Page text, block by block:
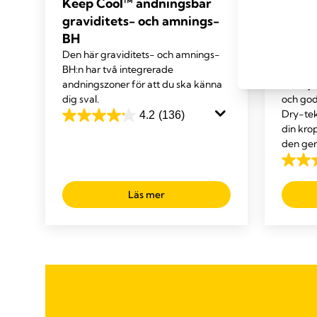
graviditets- och amnings-
BH
Den här graviditets- och amnings-
BH:n har två integrerade
andningszoner för att du ska känna
dig sval.
4.2 (136)
4.2
136
recensioner
Läs mer
och
Dry-
din
den
4.6
av
5